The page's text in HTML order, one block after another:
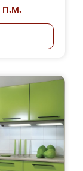
п.м.